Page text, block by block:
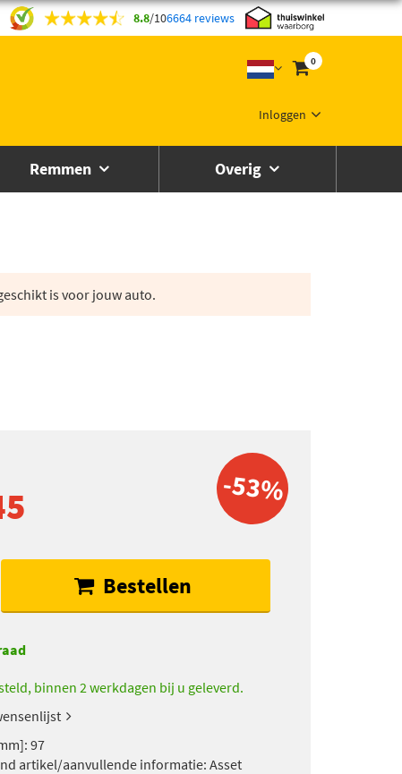
8.8/106664 reviews
0
Inloggen
Remmen Overig
is voor jouw auto.
-53%
Bestellen
binnen 2 werkdagen bij u geleverd.
97
artikel/aanvullende informatie: Asset